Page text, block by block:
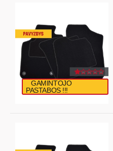
GAMINTOJO
PASTABOS !!!